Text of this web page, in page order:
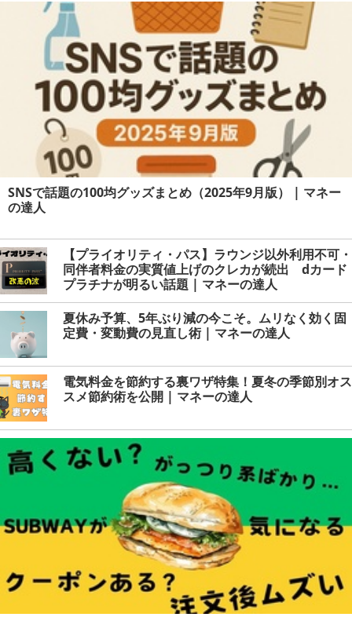
SNSで話題の100均グッズまとめ（2025年9月版） | マネー
の達人
【プライオリティ・パス】ラウンジ以外利用不可・
同伴者料金の実質値上げのクレカが続出 dカード
プラチナが明るい話題 | マネーの達人
夏休み予算、5年ぶり減の今こそ。ムリなく効く固
定費・変動費の見直し術 | マネーの達人
電気料金を節約する裏ワザ特集！夏冬の季節別オス
スメ節約術を公開 | マネーの達人